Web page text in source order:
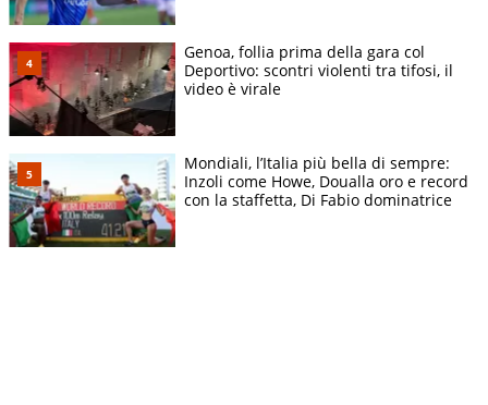
Genoa, follia prima della gara col
Deportivo: scontri violenti tra tifosi, il
video è virale
Mondiali, l’Italia più bella di sempre:
Inzoli come Howe, Doualla oro e record
con la staffetta, Di Fabio dominatrice